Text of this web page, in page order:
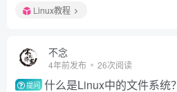
Linux教程
不念
4年前发布 26次阅读
提问 什么是Linux中的文件系统？